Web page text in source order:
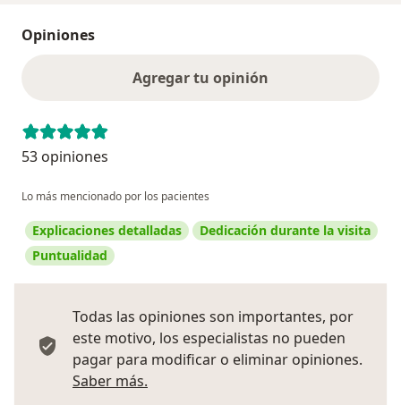
Opiniones
Agregar tu opinión
53 opiniones
Lo más mencionado por los pacientes
Explicaciones detalladas
Dedicación durante la visita
Puntualidad
Todas las opiniones son importantes, por
este motivo, los especialistas no pueden
pagar para modificar o eliminar opiniones.
Saber más.